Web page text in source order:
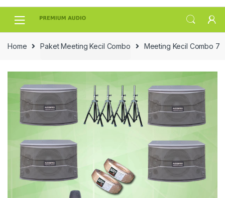
Skip
Skip
Home Paket Meeting Kecil Combo Meeting Kecil Combo 7